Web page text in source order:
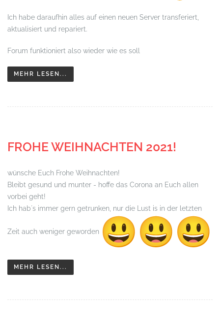
Ich habe daraufhin alles auf einen neuen Server transferiert,
aktualisiert und repariert.
Forum funktioniert also wieder wie es soll
MEHR LESEN...
FROHE WEIHNACHTEN 2021!
wünsche Euch Frohe Weihnachten!
Bleibt gesund und munter - hoffe das Corona an Euch allen
vorbei geht!
Ich hab´s immer gern getrunken, nur die Lust is in der letzten
Zeit auch weniger geworden
MEHR LESEN...